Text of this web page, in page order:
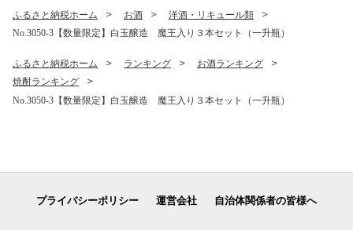
ふるさと納税ホーム お酒
洋酒・リキュール類
No.3050-3【数量限定】白玉醸造 魔王入り３本セット（一升瓶）
ふるさと納税ホーム ランキング
お酒ランキング
焼酎ランキング
No.3050-3【数量限定】白玉醸造 魔王入り３本セット（一升瓶）
プライバシーポリシー 運営会社 自治体関係者の皆様へ